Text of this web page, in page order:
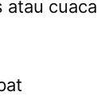
atau cuaca